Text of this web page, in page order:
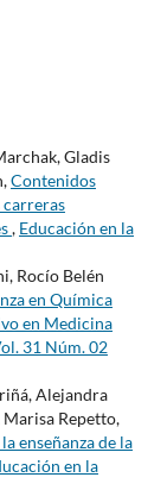
Gladis
Contenidos
carreras
, Educación en la
Rocío Belén
en Química
en Medicina
31 Núm. 02
Alejandra
Repetto,
enseñanza de la
en la